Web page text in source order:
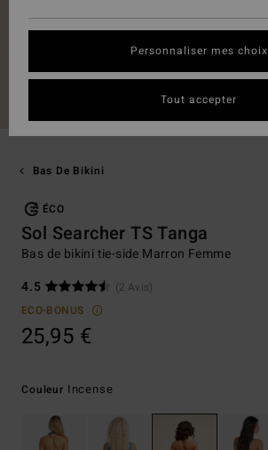
Bas De Bikini
ÉCO
Sol Searcher TS Tanga
Bas de bikini tie-side Marron Femme
4.5
(2 Avis)
ECO-BONUS
25,95 €
Couleur Incense
Personnaliser mes choix
Tout accepter